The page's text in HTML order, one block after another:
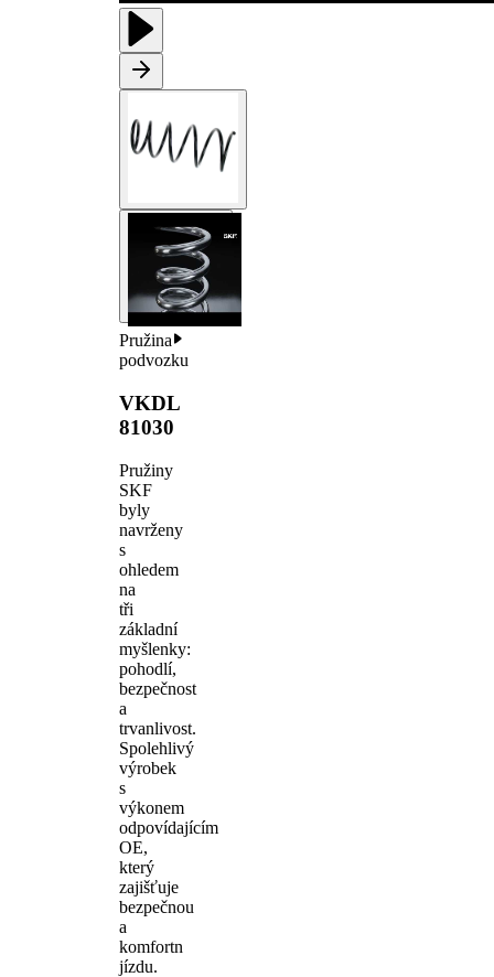
Pružina
podvozku
VKDL
81030
Pružiny
SKF
byly
navrženy
s
ohledem
na
tři
základní
myšlenky:
pohodlí,
bezpečnost
a
trvanlivost.
Spolehlivý
výrobek
s
výkonem
odpovídajícím
OE,
který
zajišťuje
bezpečnou
a
komfortn
jízdu.